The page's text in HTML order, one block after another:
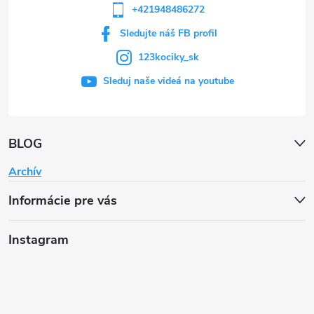
BLOG
Archív
Informácie pre vás
+421948486272
Sledujte náš FB profil
123kociky_sk
Sleduj naše videá na youtube
Instagram